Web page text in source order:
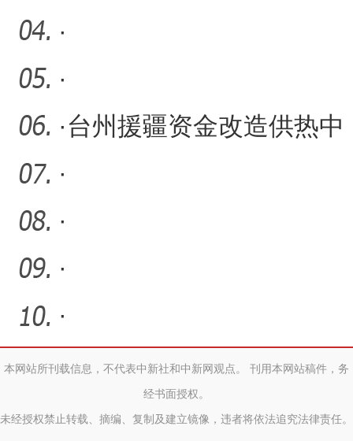
·
·
·台州援疆资金改造供热中
心托起居民满满的幸福
·
·
·
·
本网站所刊载信息，不代表中新社和中新网观点。 刊用本网站稿件，务
经书面授权。
未经授权禁止转载、摘编、复制及建立镜像，违者将依法追究法律责任。